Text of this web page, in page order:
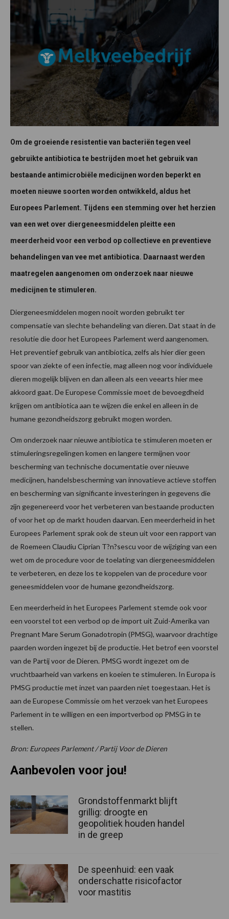
Om de groeiende resistentie van bacteriën tegen veel
gebruikte antibiotica te bestrijden moet het gebruik van
bestaande antimicrobiële medicijnen worden beperkt en
moeten nieuwe soorten worden ontwikkeld, aldus het
Europees Parlement. Tijdens een stemming over het herzien
van een wet over diergeneesmiddelen pleitte een
meerderheid voor een verbod op collectieve en preventieve
behandelingen van vee met antibiotica. Daarnaast werden
maatregelen aangenomen om onderzoek naar nieuwe
medicijnen te stimuleren.
Diergeneesmiddelen mogen nooit worden gebruikt ter
compensatie van slechte behandeling van dieren. Dat staat in de
resolutie die door het Europees Parlement werd aangenomen.
Het preventief gebruik van antibiotica, zelfs als hier dier geen
spoor van ziekte of een infectie, mag alleen nog voor individuele
dieren mogelijk blijven en dan alleen als een veearts hier mee
akkoord gaat. De Europese Commissie moet de bevoegdheid
krijgen om antibiotica aan te wijzen die enkel en alleen in de
humane gezondheidszorg gebruikt mogen worden.
Om onderzoek naar nieuwe antibiotica te stimuleren moeten er
stimuleringsregelingen komen en langere termijnen voor
bescherming van technische documentatie over nieuwe
medicijnen, handelsbescherming van innovatieve actieve stoffen
en bescherming van significante investeringen in gegevens die
zijn gegenereerd voor het verbeteren van bestaande producten
of voor het op de markt houden daarvan. Een meerderheid in het
Europees Parlement sprak ook de steun uit voor een rapport van
de Roemeen Claudiu Ciprian T?n?sescu voor de wijziging van een
wet om de procedure voor de toelating van diergeneesmiddelen
te verbeteren, en deze los te koppelen van de procedure voor
geneesmiddelen voor de humane gezondheidszorg.
Een meerderheid in het Europees Parlement stemde ook voor
een voorstel tot een verbod op de import uit Zuid-Amerika van
Pregnant Mare Serum Gonadotropin (PMSG), waarvoor drachtige
paarden worden ingezet bij de productie. Het betrof een voorstel
van de Partij voor de Dieren. PMSG wordt ingezet om de
vruchtbaarheid van varkens en koeien te stimuleren. In Europa is
PMSG productie met inzet van paarden niet toegestaan. Het is
aan de Europese Commissie om het verzoek van het Europees
Parlement in te willigen en een importverbod op PMSG in te
stellen.
Bron: Europees Parlement / Partij Voor de Dieren
Aanbevolen voor jou!
Grondstoffenmarkt blijft
grillig: droogte en
geopolitiek houden handel
in de greep
De speenhuid: een vaak
onderschatte risicofactor
voor mastitis